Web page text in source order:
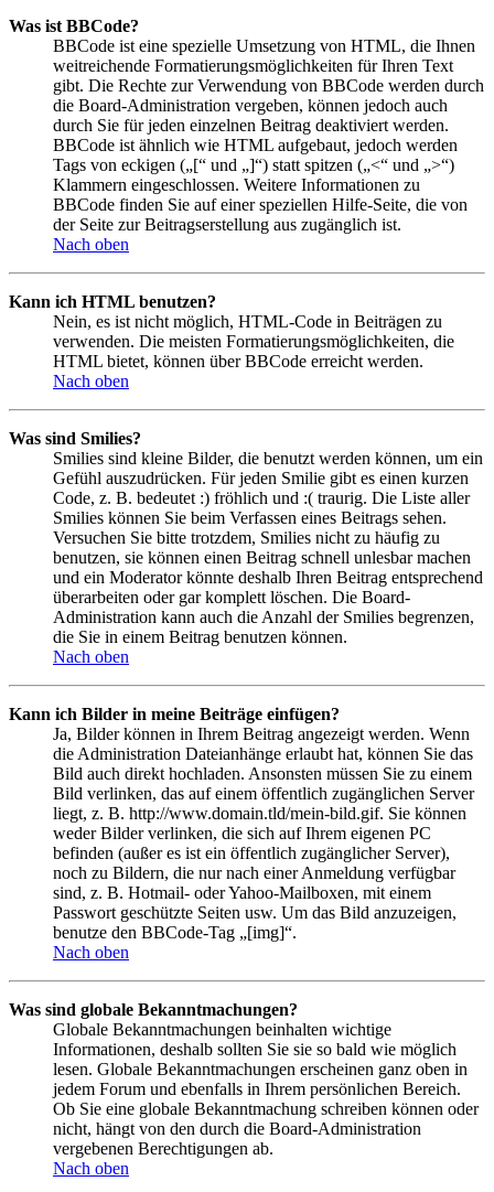
Was ist BBCode?
BBCode ist eine spezielle Umsetzung von HTML, die Ihnen
weitreichende Formatierungsmöglichkeiten für Ihren Text
gibt. Die Rechte zur Verwendung von BBCode werden durch
die Board-Administration vergeben, können jedoch auch
durch Sie für jeden einzelnen Beitrag deaktiviert werden.
BBCode ist ähnlich wie HTML aufgebaut, jedoch werden
Tags von eckigen („[“ und „]“) statt spitzen („<“ und „>“)
Klammern eingeschlossen. Weitere Informationen zu
BBCode finden Sie auf einer speziellen Hilfe-Seite, die von
der Seite zur Beitragserstellung aus zugänglich ist.
Nach oben
Kann ich HTML benutzen?
Nein, es ist nicht möglich, HTML-Code in Beiträgen zu
verwenden. Die meisten Formatierungsmöglichkeiten, die
HTML bietet, können über BBCode erreicht werden.
Nach oben
Was sind Smilies?
Smilies sind kleine Bilder, die benutzt werden können, um ein
Gefühl auszudrücken. Für jeden Smilie gibt es einen kurzen
Code, z. B. bedeutet :) fröhlich und :( traurig. Die Liste aller
Smilies können Sie beim Verfassen eines Beitrags sehen.
Versuchen Sie bitte trotzdem, Smilies nicht zu häufig zu
benutzen, sie können einen Beitrag schnell unlesbar machen
und ein Moderator könnte deshalb Ihren Beitrag entsprechend
überarbeiten oder gar komplett löschen. Die Board-
Administration kann auch die Anzahl der Smilies begrenzen,
die Sie in einem Beitrag benutzen können.
Nach oben
Kann ich Bilder in meine Beiträge einfügen?
Ja, Bilder können in Ihrem Beitrag angezeigt werden. Wenn
die Administration Dateianhänge erlaubt hat, können Sie das
Bild auch direkt hochladen. Ansonsten müssen Sie zu einem
Bild verlinken, das auf einem öffentlich zugänglichen Server
liegt, z. B. http://www.domain.tld/mein-bild.gif. Sie können
weder Bilder verlinken, die sich auf Ihrem eigenen PC
befinden (außer es ist ein öffentlich zugänglicher Server),
noch zu Bildern, die nur nach einer Anmeldung verfügbar
sind, z. B. Hotmail- oder Yahoo-Mailboxen, mit einem
Passwort geschützte Seiten usw. Um das Bild anzuzeigen,
benutze den BBCode-Tag „[img]“.
Nach oben
Was sind globale Bekanntmachungen?
Globale Bekanntmachungen beinhalten wichtige
Informationen, deshalb sollten Sie sie so bald wie möglich
lesen. Globale Bekanntmachungen erscheinen ganz oben in
jedem Forum und ebenfalls in Ihrem persönlichen Bereich.
Ob Sie eine globale Bekanntmachung schreiben können oder
nicht, hängt von den durch die Board-Administration
vergebenen Berechtigungen ab.
Nach oben